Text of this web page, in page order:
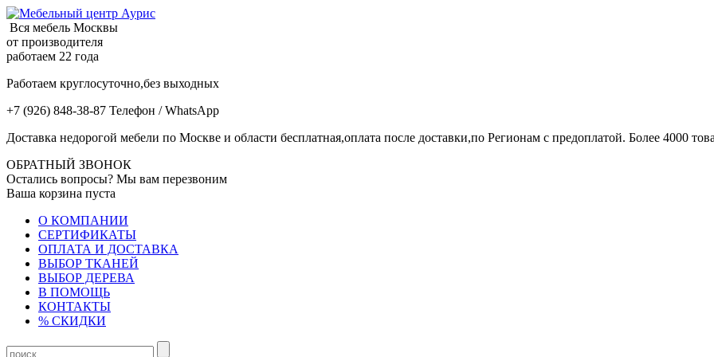
Вся мебель Москвы
от производителя
работаем 22 года
Работаем круглосуточно,без выходных
+7 (926) 848-38-87 Телефон / WhatsApp
Доставка недорогой мебели по Москве и области бесплатная,оплата после доставки,по Регионам с предоплатой. Более 4000
ОБРАТНЫЙ ЗВОНОК
Остались вопросы? Мы вам перезвоним
Ваша корзина пуста
О КОМПАНИИ
СЕРТИФИКАТЫ
ОПЛАТА И ДОСТАВКА
ВЫБОР ТКАНЕЙ
ВЫБОР ДЕРЕВА
В ПОМОЩЬ
КОНТАКТЫ
% СКИДКИ